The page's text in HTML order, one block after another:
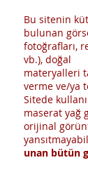
Bu sitenin
bulunan
fotoğrafları,
vb.), doğal
materyalleri
verme ve/ya
Sitede
maserat yağ
orijinal
unan bütün